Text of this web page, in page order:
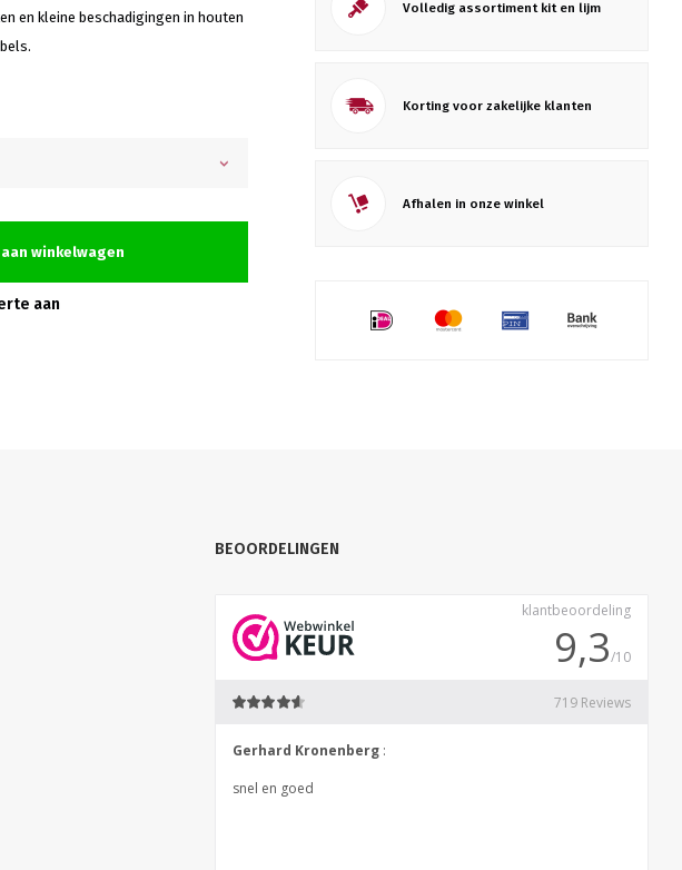
en kleine beschadigingen in houten
winkelwagen
aan
Volledig assortiment kit en lijm
Korting voor zakelijke klanten
Afhalen in onze winkel
BEOORDELINGEN